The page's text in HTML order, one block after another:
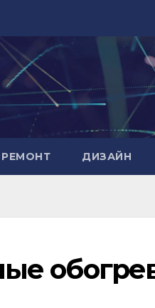
РЕМОНТ ДИЗАЙН